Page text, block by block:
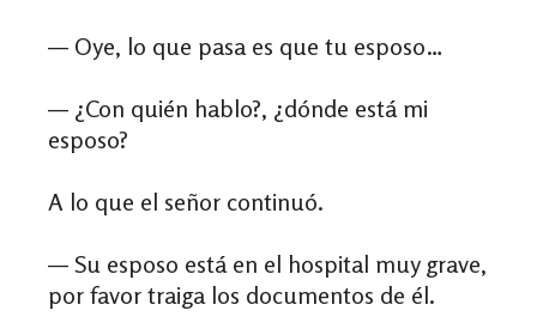
— Oye, lo que pasa es que tu esposo…
— ¿Con quién hablo?, ¿dónde está mi
esposo?
A lo que el señor continuó.
— Su esposo está en el hospital muy grave,
por favor traiga los documentos de él.